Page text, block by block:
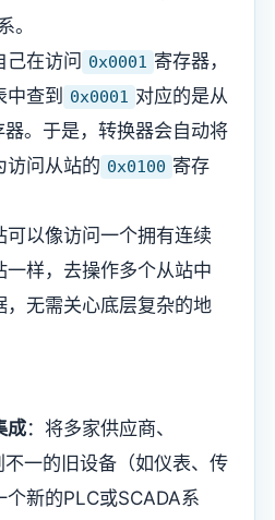
。
己在访问 0x0001 寄存器，
查到
0x0001 对应的是从
器。于是，转换器会自动将
访问从站的 0x0100 寄存
以像访问一个拥有连续
一样，去操作多个从站中
，无需关心底层复杂的地
成​​：将多家供应商、
一的旧设备（如仪表、传
个新的PLC或SCADA系